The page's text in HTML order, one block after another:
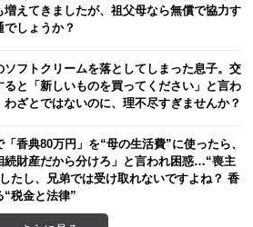
増えてきましたが、祖父母なら無償で協力す
でしょうか？
ソフトクリームを落としてしまった息子。交
ると「新しいものを買ってください」と言わ
わざとではないのに、理不尽すぎませんか？
「香典80万円」を“母の生活費”に使ったら、
続財産だから分けろ」と言われ困惑…“喪主
たし、兄弟では受け取れないですよね？ 香
“税金と法律”